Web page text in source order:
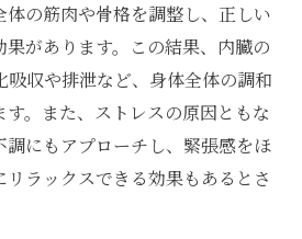
体の筋肉や骨格を調整し、正しい
があります。この結果、内臓の
収や排泄など、身体全体の調和
。また、ストレスの原因ともな
調にもアプローチし、緊張感をほ
リラックスできる効果もあるとさ